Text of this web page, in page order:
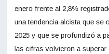
enero frente al 2,8%
una tendencia alcista que se
2025 y que se profundizó a
las cifras volvieron a